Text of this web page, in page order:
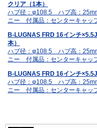
クリア（1本）
ハブ径：φ108.5 ハブ高：
ニー 付属品：センターキャッ
B-LUGNAS FRD 16インチ
本）
ハブ径：φ108.5 ハブ高：
ニー 付属品：センターキャッ
B-LUGNAS FRD 16インチ
ハブ径：φ108.5 ハブ高：
ニー 付属品：センターキャッ